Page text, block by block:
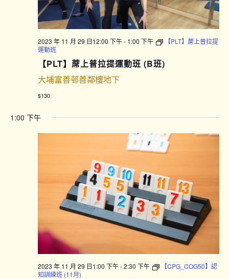
2023 年 11 月 29 日12:00 下午- 1:00 下午
【PLT】蓆上普拉提
運動班
【PLT】蓆上普拉提運動班 (B班)
大埔富善邨善鄰樓地下
$130
1:00 下午
2023 年 11 月 29 日1:00 下午-2:30 下午
【CPG_COG50】認
知訓練班 (11月)